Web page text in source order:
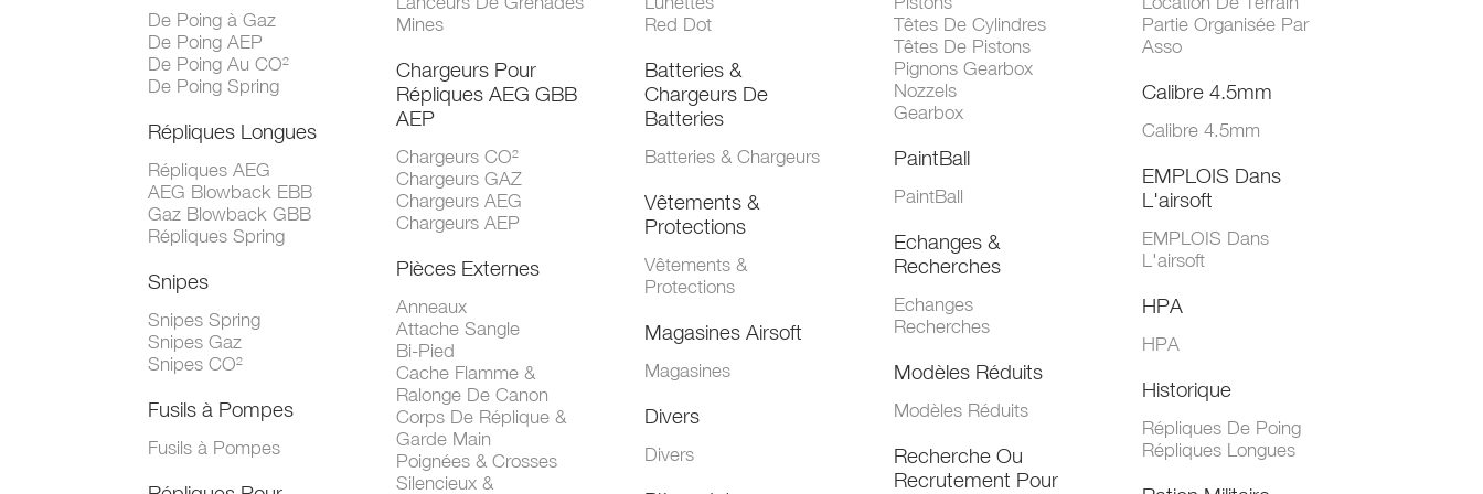
De Poing à Gaz
De Poing AEP
De Poing Au CO²
De Poing Spring
Répliques Longues
Répliques AEG
AEG Blowback EBB
Gaz Blowback GBB
Répliques Spring
Snipes
Snipes Spring
Snipes Gaz
Snipes CO²
Fusils à Pompes
Fusils à Pompes
Mines
Chargeurs Pour
Répliques AEG GBB
AEP
Chargeurs CO²
Chargeurs GAZ
Chargeurs AEG
Chargeurs AEP
Pièces Externes
Anneaux
Attache Sangle
Bi-Pied
Cache Flamme &
Ralonge De Canon
Corps De Réplique &
Garde Main
Poignées & Crosses
Silencieux &
Red Dot
Batteries &
Chargeurs De
Batteries
Batteries & Chargeurs
Vêtements &
Protections
Vêtements &
Protections
Magasines Airsoft
Magasines
Divers
Divers
Têtes De Cylindres
Têtes De Pistons
Pignons Gearbox
Nozzels
Gearbox
PaintBall
PaintBall
Echanges &
Recherches
Echanges
Recherches
Modèles Réduits
Modèles Réduits
Recherche Ou
Recrutement Pour
Partie Organisée Par
Asso
Calibre 4.5mm
Calibre 4.5mm
EMPLOIS Dans
L'airsoft
EMPLOIS Dans
L'airsoft
HPA
HPA
Historique
Répliques De Poing
Répliques Longues